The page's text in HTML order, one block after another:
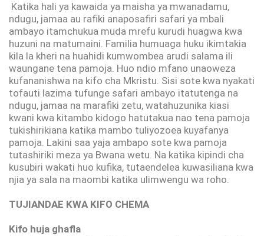
Katika hali ya kawaida ya maisha ya mwanadamu,
ndugu, jamaa au rafiki anaposafiri safari ya mbali
ambayo itamchukua muda mrefu kurudi huagwa kwa
huzuni na matumaini. Familia humuaga huku ikimtakia
kila la kheri na huahidi kumwombea arudi salama ili
waungane tena pamoja. Huo ndio mfano unaoweza
kufananishwa na kifo cha Mkristu. Sisi sote kwa nyakati
tofauti lazima tufunge safari ambayo itatutenga na
ndugu, jamaa na marafiki zetu, watahuzunika kiasi
kwani kwa kitambo kidogo hatutakua nao tena pamoja
tukishirikiana katika mambo tuliyozoea kuyafanya
pamoja. Lakini saa yaja ambapo sote kwa pamoja
tutashiriki meza ya Bwana wetu. Na katika kipindi cha
kusubiri wakati huo kufika, tutaendelea kuwasiliana kwa
njia ya sala na maombi katika ulimwengu wa roho.
TUJIANDAE KWA KIFO CHEMA
Kifo huja ghafla